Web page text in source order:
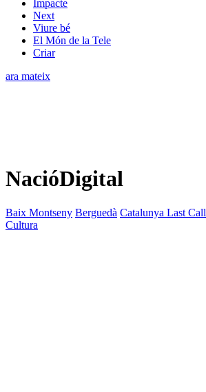
Impacte
Next
Viure bé
El Món de la Tele
Criar
ara mateix
NacióDigital
Baix Montseny Berguedà Catalunya Last Call
Cultura